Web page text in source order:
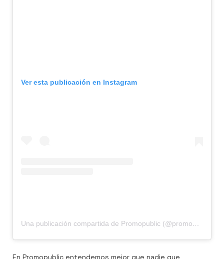
Ver esta publicación en Instagram
Una publicación compartida de Promopublic (@promopublic)